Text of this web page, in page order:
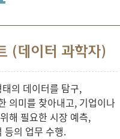
(데이터 과학자)
의 데이터를 탐구,
의미를 찾아내고, 기업이나
해 필요한 시장 예측,
등의 업무 수행.